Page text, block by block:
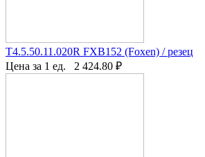
T4.5.50.11.020R FXB152 (Foxen) / резец
Цена за 1 ед.
2 424.80 ₽